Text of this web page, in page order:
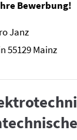
Bewerbung!
Janz
55129 Mainz